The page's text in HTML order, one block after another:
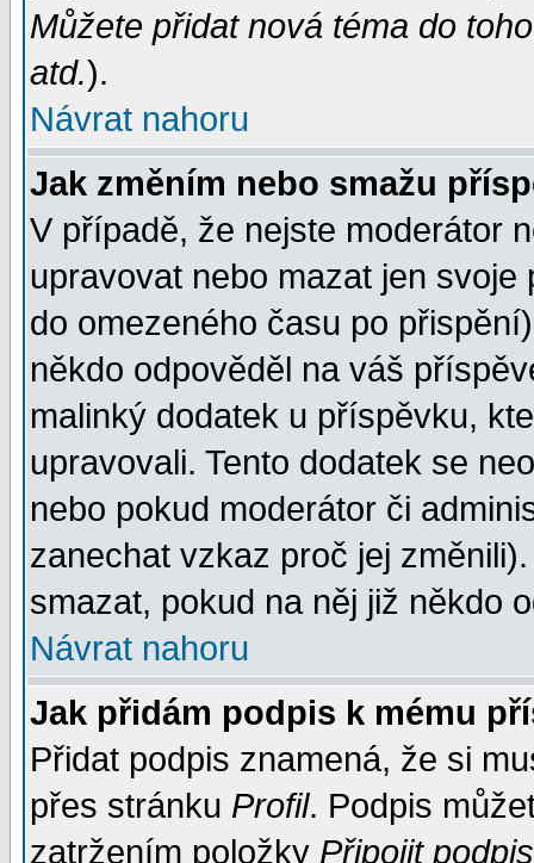
Můžete přidat nová téma do
atd.).
Návrat nahoru
Jak změním nebo smažu
V případě, že nejste moderátor
upravovat nebo mazat jen
do omezeného času po
někdo odpověděl na váš
malinký dodatek u příspěvku,
upravovali. Tento dodatek se
nebo pokud moderátor či
zanechat vzkaz proč jej
smazat, pokud na něj již někdo
Návrat nahoru
Jak přidám podpis k mému
Přidat podpis znamená, že si
přes stránku Profil. Podpis
zatržením položky Připojit podpis